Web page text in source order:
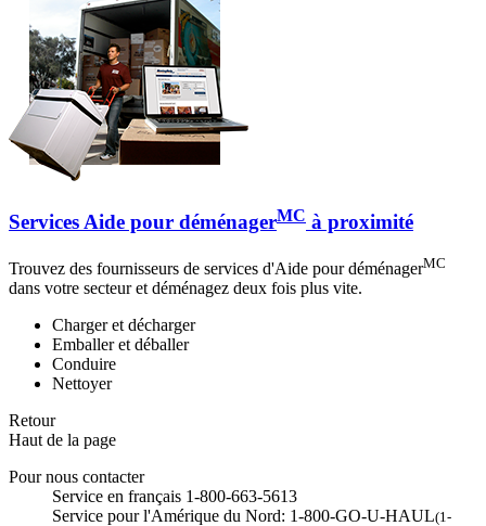
Services Aide pour déménagerMC à proximité
Trouvez des fournisseurs de services d'Aide pour déménagerMC
dans votre secteur et déménagez deux fois plus vite.
Charger et décharger
Emballer et déballer
Conduire
Nettoyer
Retour
Haut de la page
Pour nous contacter
Service en français 1-800-663-5613
Service pour l'Amérique du Nord: 1-800-GO-U-HAUL(1-